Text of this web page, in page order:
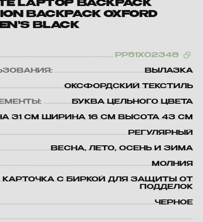
LAPTOP BACKPACK
BACKPACK OXFORD
BLACK
PP51X02348
ВЫЛАЗКА
ОКСФОРДСКИЙ ТЕКСТИЛЬ
БУКВА ЦЕЛЬНОГО ЦВЕТА
31 СМ ШИРИНА 16 СМ ВЫСОТА 43 СМ
РЕГУЛЯРНЫЙ
ВЕСНА, ЛЕТО, ОСЕНЬ И ЗИМА
МОЛНИЯ
КАРТОЧКА С БИРКОЙ ДЛЯ ЗАЩИТЫ ОТ
ПОДДЕЛОК
ЧЕРНОЕ